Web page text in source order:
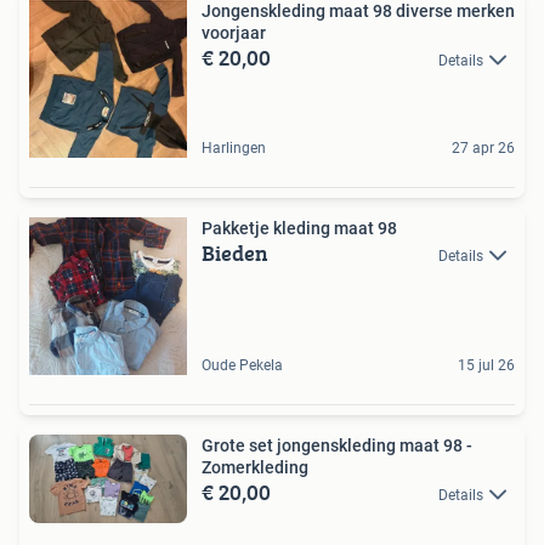
Jongenskleding maat 98 diverse merken
voorjaar
€ 20,00 Details
Harlingen 27 apr 26
Pakketje kleding maat 98
Bieden Details
Oude Pekela 15 jul 26
Grote set jongenskleding maat 98 -
Zomerkleding
€ 20,00 Details